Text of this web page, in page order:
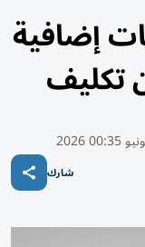
ساعات إضافية
شارك